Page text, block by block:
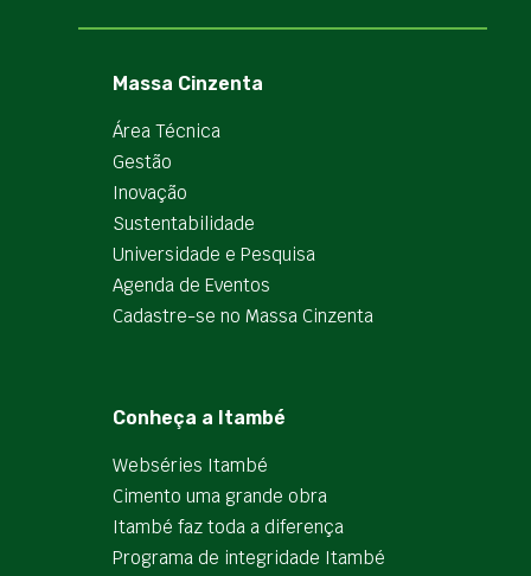
Massa Cinzenta
Área Técnica
Gestão
Inovação
Sustentabilidade
Universidade e Pesquisa
Agenda de Eventos
Cadastre-se no Massa Cinzenta
Conheça a Itambé
Webséries Itambé
Cimento uma grande obra
Itambé faz toda a diferença
Programa de integridade Itambé